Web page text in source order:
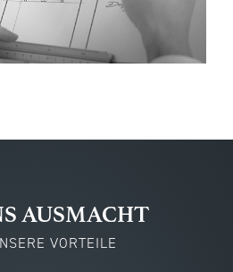
AUSMACHT
VORTEILE